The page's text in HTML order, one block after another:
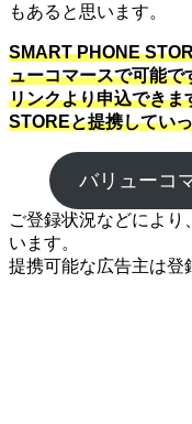
もあると思います。
SMART PHONE
ューコマースで可能で
リンクより申込でき
STOREと提携してい
バリューコ
ご登録状況などによ
います。
提携可能な広告主は登